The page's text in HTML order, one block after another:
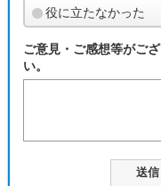
役に立たなかった
ご意見・ご感想等がご
い。